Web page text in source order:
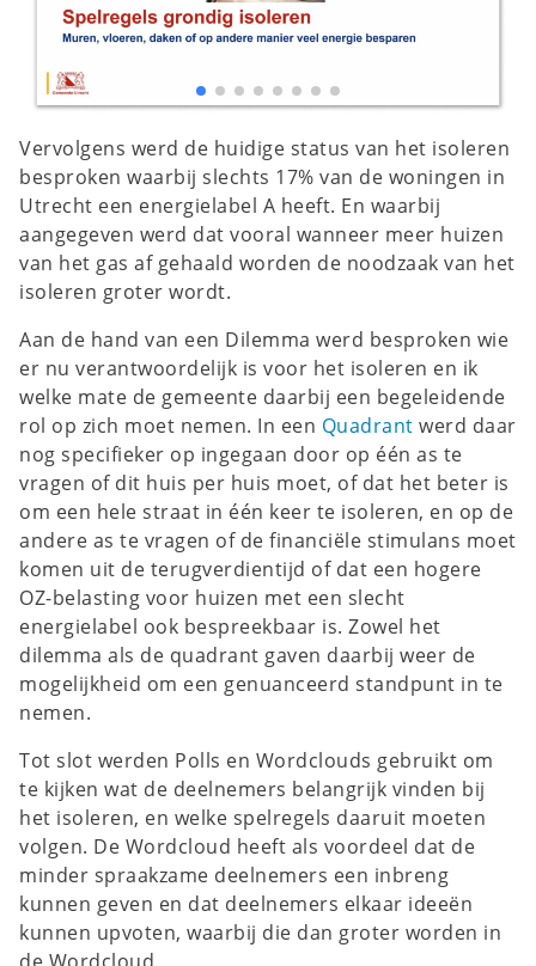
Vervolgens werd de huidige status van het isoleren
besproken waarbij slechts 17% van de woningen in
Utrecht een energielabel A heeft. En waarbij
aangegeven werd dat vooral wanneer meer huizen
van het gas af gehaald worden de noodzaak van het
isoleren groter wordt.
Aan de hand van een Dilemma werd besproken wie
er nu verantwoordelijk is voor het isoleren en ik
welke mate de gemeente daarbij een begeleidende
rol op zich moet nemen. In een Quadrant werd daar
nog specifieker op ingegaan door op één as te
vragen of dit huis per huis moet, of dat het beter is
om een hele straat in één keer te isoleren, en op de
andere as te vragen of de financiële stimulans moet
komen uit de terugverdientijd of dat een hogere
OZ-belasting voor huizen met een slecht
energielabel ook bespreekbaar is. Zowel het
dilemma als de quadrant gaven daarbij weer de
mogelijkheid om een genuanceerd standpunt in te
nemen.
Tot slot werden Polls en Wordclouds gebruikt om
te kijken wat de deelnemers belangrijk vinden bij
het isoleren, en welke spelregels daaruit moeten
volgen. De Wordcloud heeft als voordeel dat de
minder spraakzame deelnemers een inbreng
kunnen geven en dat deelnemers elkaar ideeën
kunnen upvoten, waarbij die dan groter worden in